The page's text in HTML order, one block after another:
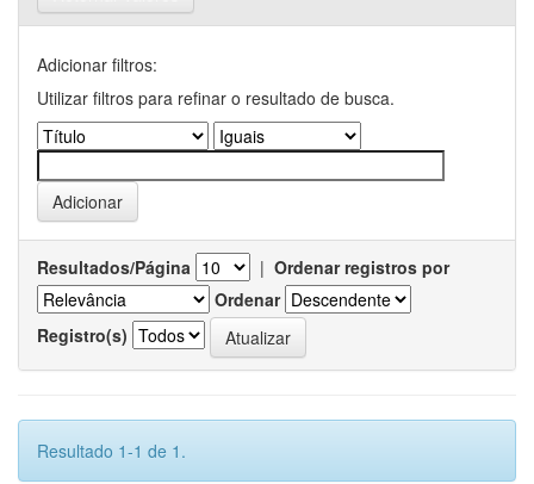
Adicionar filtros:
Utilizar filtros para refinar o resultado de busca.
Resultados/Página | Ordenar registros por
Ordenar
Registro(s)
Resultado 1-1 de 1.